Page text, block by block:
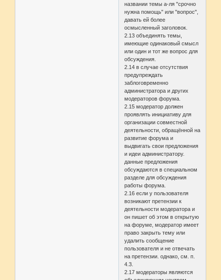
названии темы а-ля "срочно
нужна помощь" или "вопрос",
давать ей более
осмысленный заголовок.
2.13 объединять темы,
имеющие одинаковый смысл
или один и тот же вопрос для
обсуждения.
2.14 в случае отсутствия
предупреждать
заблоговременно
администратора и других
модераторов форума.
2.15 модератор должен
проявлять инициативу для
организации совместной
деятельности, обращённой на
развитие форума и
выдвигать свои предложения
и идеи администратору.
данные предложения
обсуждаются в специальном
разделе для обсуждения
работы форума.
2.16 если у пользователя
возникают претензии к
деятельности модератора и
он пишет об этом в открытую
на форуме, модератор имеет
право закрыть тему или
удалить сообщение
пользователя и не отвечать
на претензии. однако, см. п.
4.3.
2.17 модераторы являются